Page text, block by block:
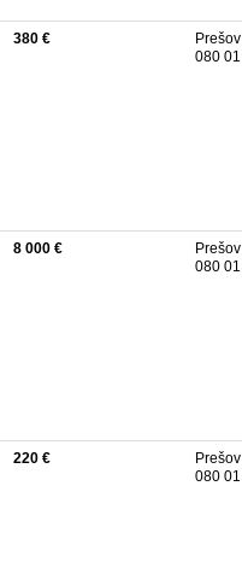
380 €
Prešov
080 01
8 000 €
Prešov
080 01
220 €
Prešov
080 01